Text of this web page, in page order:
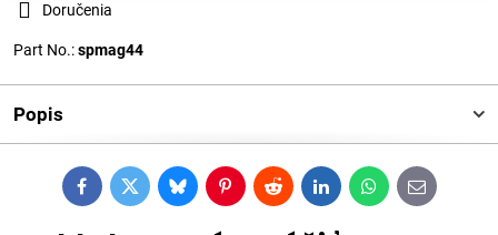
Doručenia
Part No.:spmag44
Popis
FacebookTwitterBlueskyPinterestRedditLinkedInWhatsApp
E-
mail